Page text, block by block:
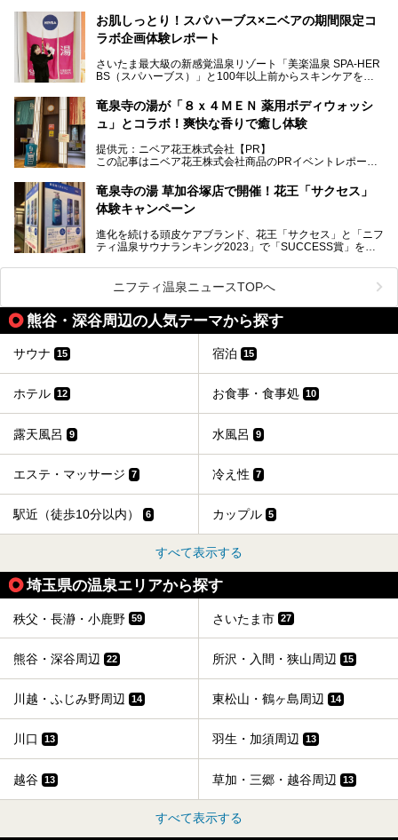
今年の4月1日から楽久屋グループの一員となった「湯舞音
（ユブネ）」が新ブランド「YUBUNE SAUNA PARK」を立
湯舞音らしいサウナにこだわった遊び心満点の"銭湯×屋外サ
ウナ"施設で、男女別のお風呂のほか、水着やサウナ着で楽
ど、ユニークなポイントがいっぱい！
オープン前取材に行ってきましたので、早速どこより詳しく
紹介しちゃいます！
お肌しっとり！スパハーブス×ニベアの期間限定コ
ラボ企画体験レポート
さいたま最大級の新感覚温泉リゾート「美楽温泉 SPA-HER
BS（スパハーブス）」と100年以上前からスキンケアを考
読者モデルやインスタグラマーとして活躍している、美容＆
スパ大好きの畑瀬愛さんと取材してきました。
提供元：ニベア花王株式会社【PR】
この記事はニベア花王株式会社商品のPRイベントレポート
竜泉寺の湯が「８ｘ４ＭＥＮ 薬用ボディウォッシ
ュ」とコラボ！爽快な香りで癒し体験
提供元：ニベア花王株式会社【PR】
この記事はニベア花王株式会社商品のPRイベントレポート
ーーー
注目のボディウォッシュアイテム「８ｘ４ＭＥＮ 薬用ボデ
全国総合2位にランクインした人気温浴施設「竜泉寺の湯 草
加谷塚店」がコラボイベントを期間限定で開催中ということ
気になるその内容をチェックしてきました！
竜泉寺の湯 草加谷塚店で開催！花王「サクセス」
体験キャンペーン
進化を続ける頭皮ケアブランド、花王「サクセス」と「ニフ
ティ温泉サウナランキング2023」で「SUCCESS賞」を獲
ベントを開催。
早速訪問し、気になるその内容を取材してきました！
───
提供元：花王株式会社【PR】
この記事は花王株式会社商品のPRイベントレポート記事で
ニフティ温泉ニュースTOPへ
熊谷・深谷周辺の人気テーマから探す
サウナ 15 宿泊 15
ホテル 12 お食事・食事処 10
露天風呂 9 水風呂 9
エステ・マッサージ 7 冷え性 7
駅近（徒歩10分以内） 6 カップル 5
すべて表示する
埼玉県の温泉エリアから探す
秩父・長瀞・小鹿野 59 さいたま市 27
熊谷・深谷周辺 22 所沢・入間・狭山周辺 15
川越・ふじみ野周辺 14 東松山・鶴ヶ島周辺 14
川口 13 羽生・加須周辺 13
越谷 13 草加・三郷・越谷周辺 13
すべて表示する